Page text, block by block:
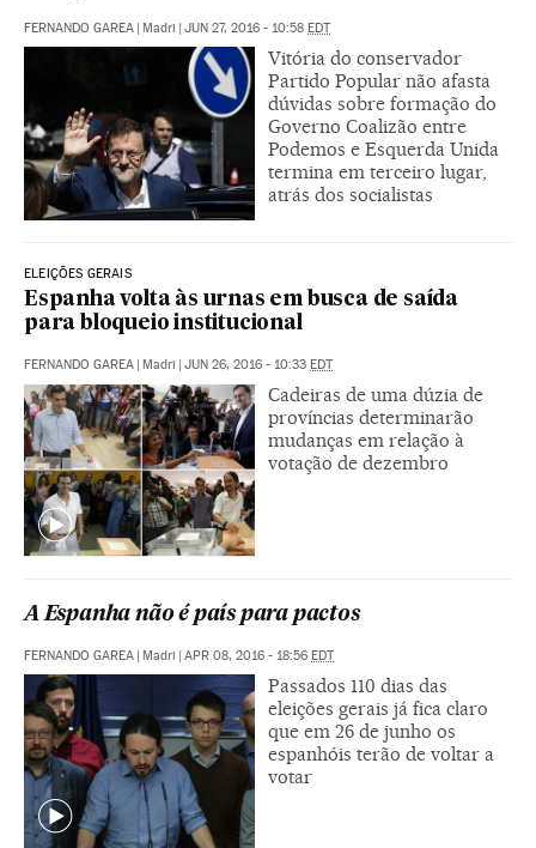
FERNANDO GAREA Madri JUN 27, 2016 - 10:58 EDT
Vitória do conservador
Partido Popular não afasta
dúvidas sobre formação do
Governo Coalizão entre
Podemos e Esquerda Unida
termina em terceiro lugar,
atrás dos socialistas
ELEIÇÕES GERAIS
Espanha volta às urnas em busca de saída
para bloqueio institucional
FERNANDO GAREA | Madri | JUN 26, 2016 - 10:33 EDT
Cadeiras de uma dúzia de
províncias determinarão
mudanças em relação à
votação de dezembro
A Espanha não é país para pactos
FERNANDO GAREA | Madri | APR 08, 2016 - 18:56 EDT
Passados 110 dias das
eleições gerais já fica claro
que em 26 de junho os
espanhóis terão de voltar a
votar